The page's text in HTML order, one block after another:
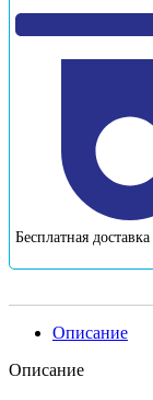
Бесплатная доставка
Описание
Описание